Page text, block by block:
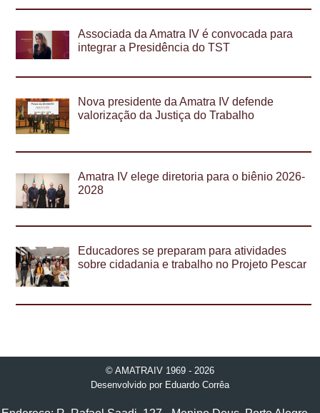
Associada da Amatra IV é convocada para
integrar a Presidência do TST
Nova presidente da Amatra IV defende
valorização da Justiça do Trabalho
Amatra IV elege diretoria para o biênio 2026-
2028
Educadores se preparam para atividades
sobre cidadania e trabalho no Projeto Pescar
© AMATRAIV 1969 - 2026
Desenvolvido por Eduardo Corrêa